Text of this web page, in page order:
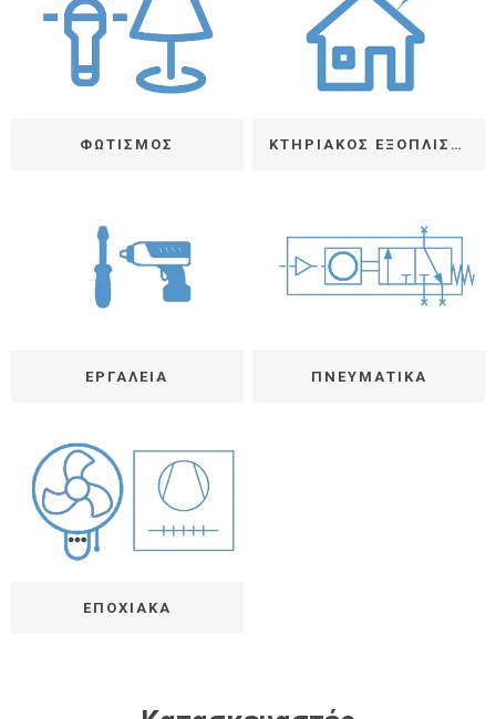
ΦΩΤΙΣΜΟΣ ΚΤΗΡΙΑΚΟΣ ΕΞΟΠΛΙΣΜΟΣ & ΔΙΚΤΥΟ
ΕΡΓΑΛΕΙΑ ΠΝΕΥΜΑΤΙΚΑ
ΕΠΟΧΙΑΚΑ